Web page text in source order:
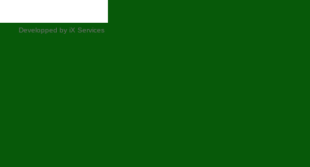
Developped by iX Services